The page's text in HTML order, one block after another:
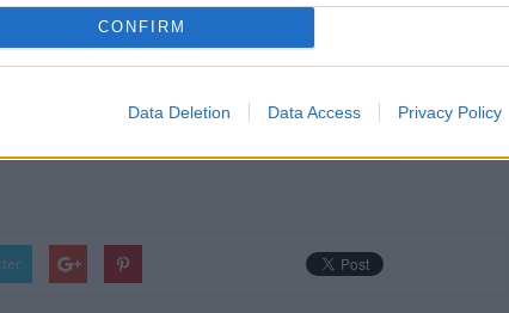
CONFIRM
Data Deletion Data Access Privacy Policy